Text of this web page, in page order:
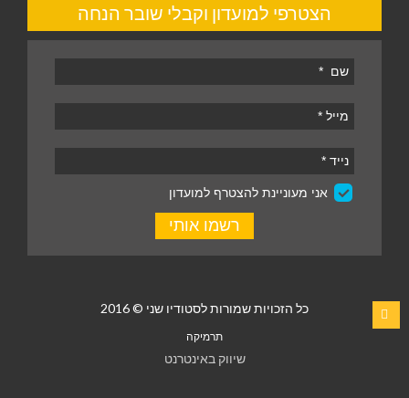
הצטרפי למועדון וקבלי שובר הנחה
כל הזכויות שמורות לסטודיו שני © 2016
תרמיקה
שיווק באינטרנט